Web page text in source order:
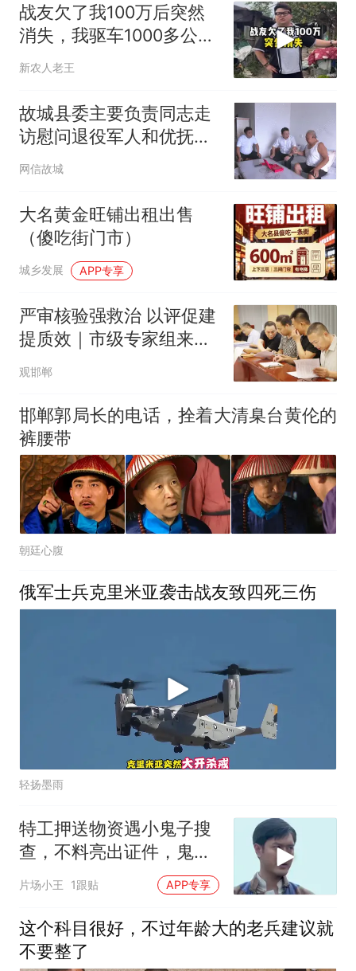
战友欠了我100万后突然
消失，我驱车1000多公里
上门要债
新农人老王
故城县委主要负责同志走
访慰问退役军人和优抚对
象
网信故城
大名黄金旺铺出租出售
（傻吃街门市）
城乡发展 APP专享
严审核验强救治 以评促建
提质效｜市级专家组来魏
县人民医院开展创伤中心
观邯郸
邯郸郭局长的电话，拴着大清臬台黄伦的
裤腰带
朝廷心腹
俄军士兵克里米亚袭击战友致四死三伤
轻扬墨雨
特工押送物资遇小鬼子搜
查，不料亮出证件，鬼子
看了秒怂
片场小王 1跟贴 APP专享
这个科目很好，不过年龄大的老兵建议就
不要整了